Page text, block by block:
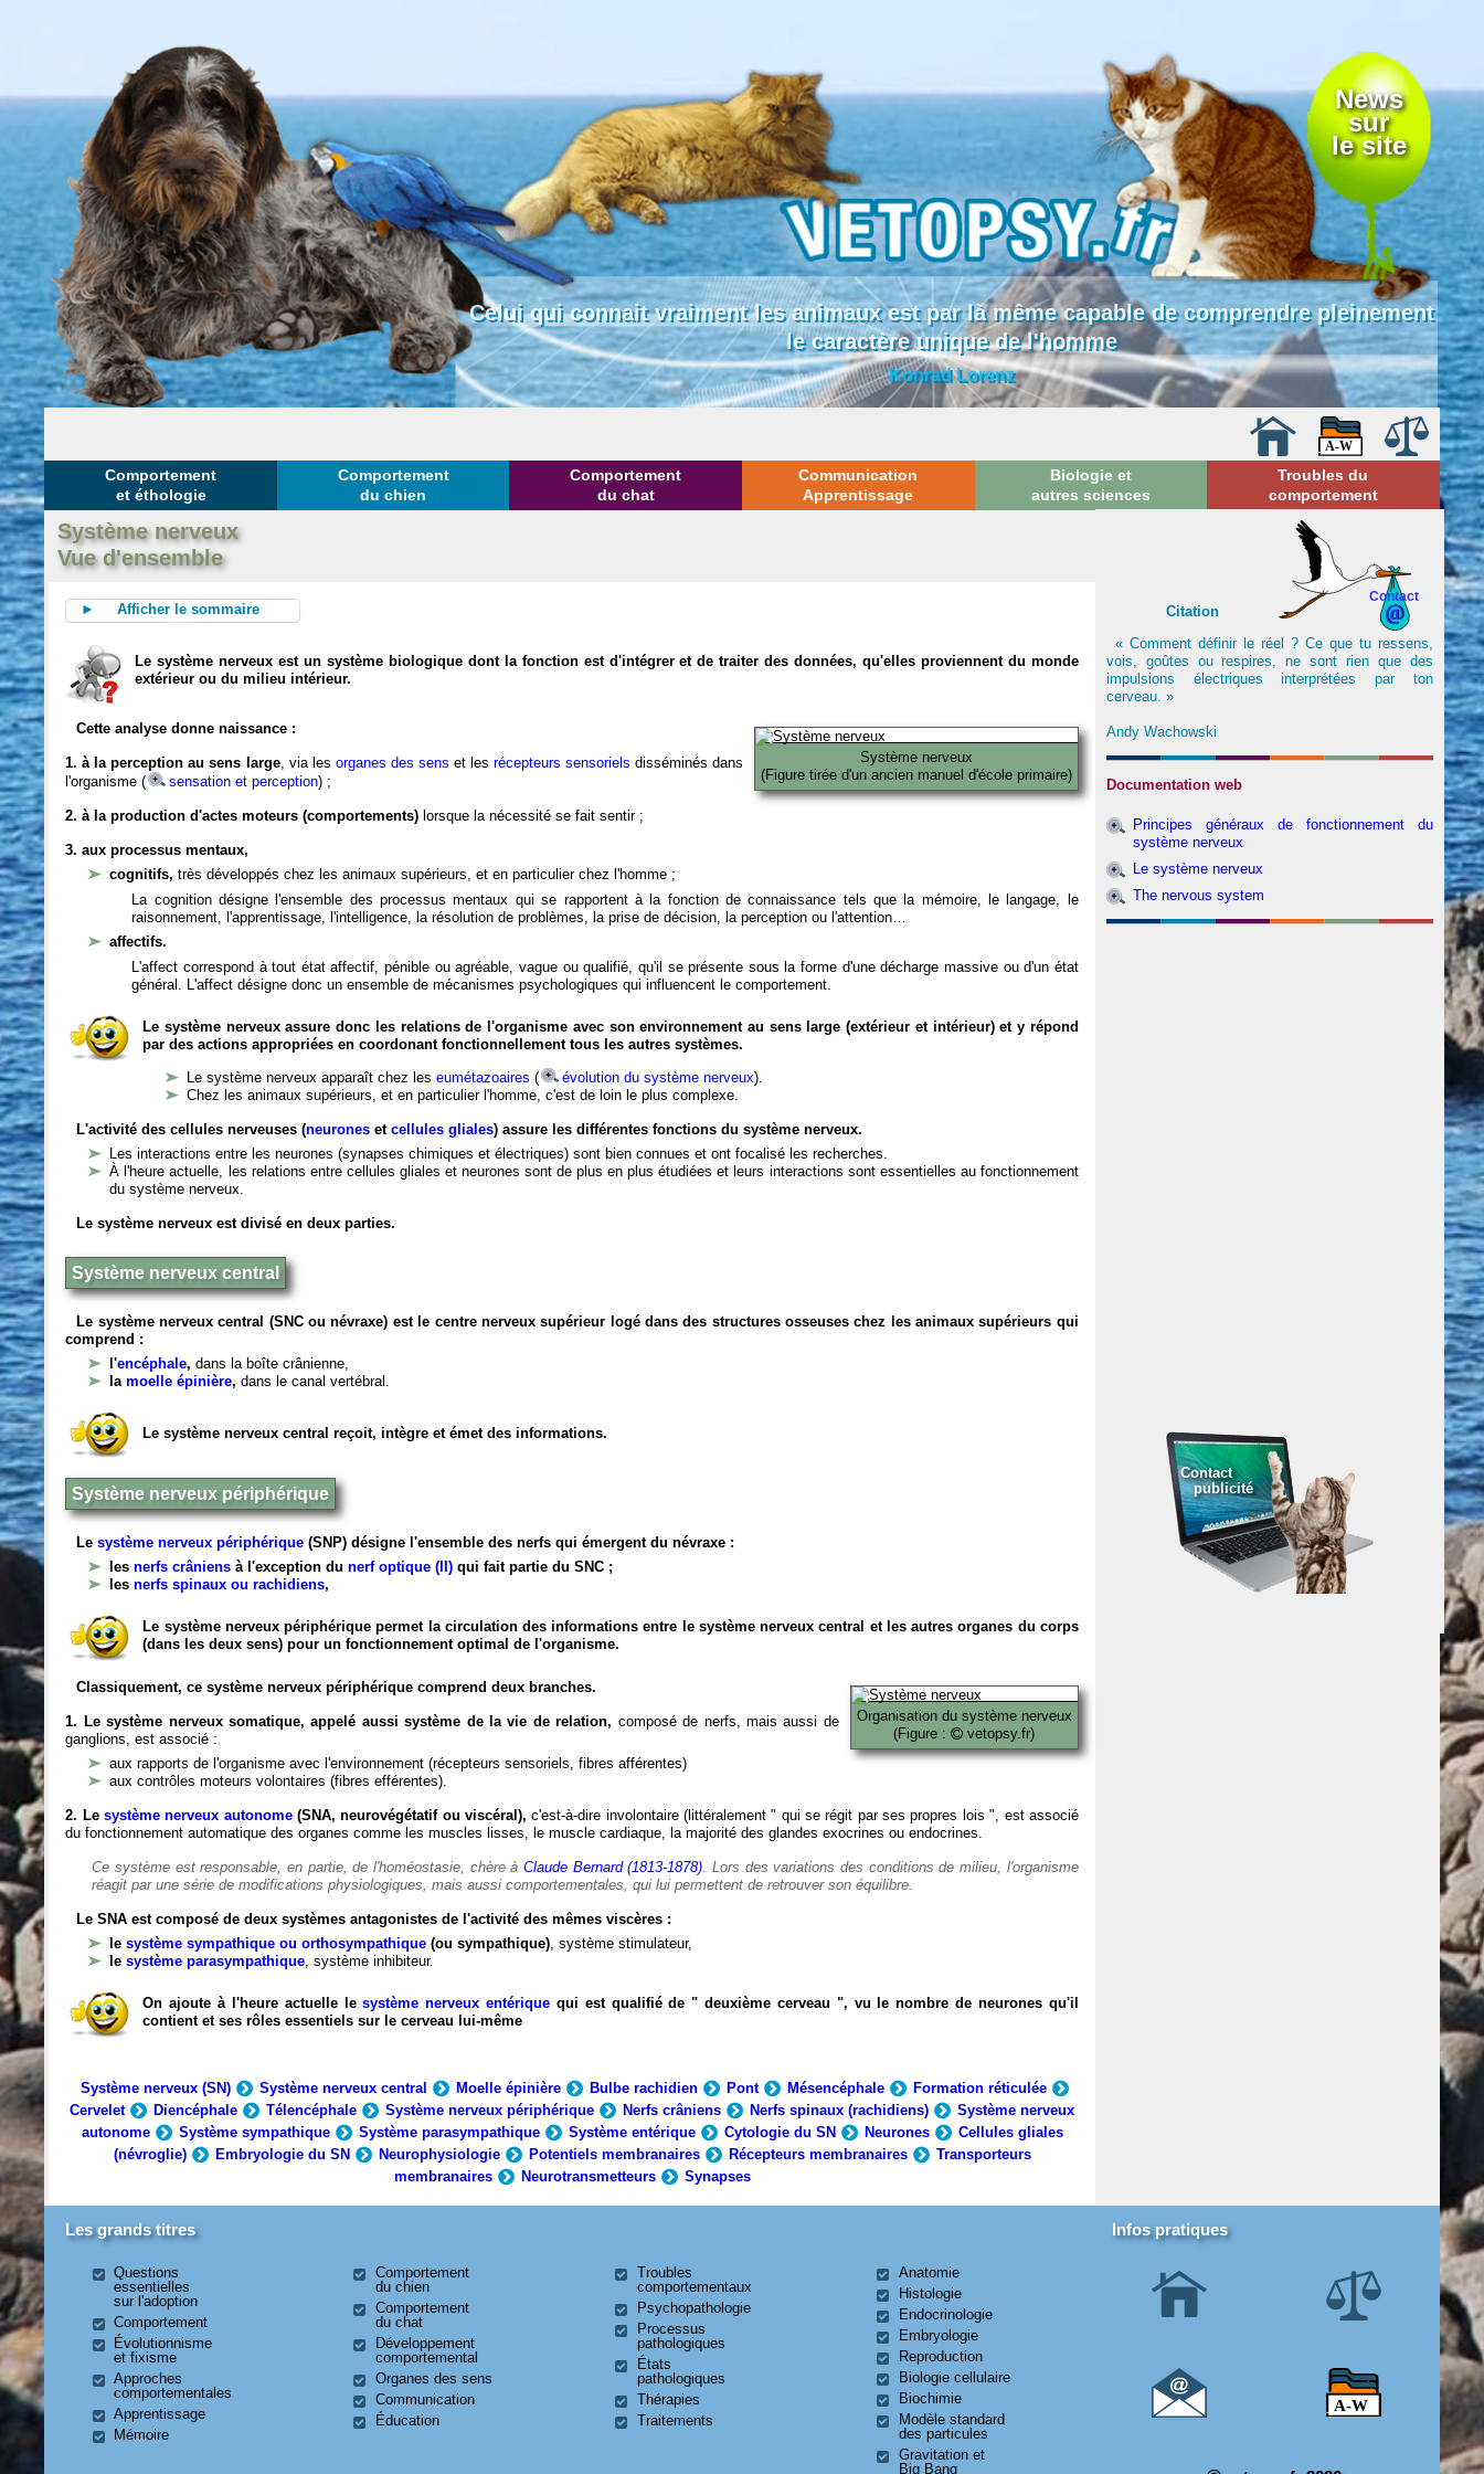
News
sur
le site
Celui qui connait vraiment les animaux est par là même capable de comprendre pleinement
le caractère unique de l'homme
Konrad Lorenz
Comportement
et éthologie
Comportement
du chien
Comportement
du chat
Communication
Apprentissage
Biologie et
autres sciences
Troubles du
comportement
Système nerveux
Vue d'ensemble
► Afficher le sommaire
Le système nerveux est un système biologique dont la fonction est d'intégrer et de traiter des données, qu'elles proviennent du monde
extérieur ou du milieu intérieur.
Système nerveux
(Figure tirée d'un ancien manuel d'école primaire)
Cette analyse donne naissance :
1. à la perception au sens large, via les organes des sens et les récepteurs sensoriels disséminés dans
l'organisme (
sensation et perception) ;
2. à la production d'actes moteurs (comportements) lorsque la nécessité se fait sentir ;
3. aux processus mentaux,
cognitifs,très développés chez les animaux supérieurs, et en particulier chez l'homme ;
La cognition désigne l'ensemble des processus mentaux qui se rapportent à la fonction de connaissance tels que la mémoire, le langage, le
raisonnement, l'apprentissage, l'intelligence, la résolution de problèmes, la prise de décision, la perception ou l'attention…
affectifs.
L'affect correspond à tout état affectif, pénible ou agréable, vague ou qualifié, qu'il se présente sous la forme d'une décharge massive ou d'un état
général. L'affect désigne donc un ensemble de mécanismes psychologiques qui influencent le comportement.
Le système nerveux assure donc les relations de l'organisme avec son environnement au sens large (extérieur et intérieur) et y répond
par des actions appropriées en coordonant fonctionnellement tous les autres systèmes.
Le système nerveux apparaît chez leseumétazoaires ( évolution du système nerveux).
Chez les animaux supérieurs, et en particulier l'homme, c'est de loin le plus complexe.
L'activité des cellules nerveuses (neurones etcellules gliales) assure les différentes fonctions du système nerveux.
Les interactions entre les neurones (synapses chimiques et électriques) sont bien connues et ont focalisé les recherches.
À l'heure actuelle, les relations entre cellules gliales et neurones sont de plus en plus étudiées et leurs interactions sont essentielles au fonctionnement
du système nerveux.
Le système nerveux est divisé en deux parties.
Système nerveux central
Le système nerveux central (SNC ou névraxe) est le centre nerveux supérieur logé dans des structures osseuses chez les animaux supérieurs qui
comprend :
l'encéphale,dans la boîte crânienne,
lamoelle épinière,dans le canal vertébral.
Le système nerveux central reçoit, intègre et émet des informations.
Système nerveux périphérique
Lesystème nerveux périphérique (SNP) désigne l'ensemble des nerfs qui émergent du névraxe :
lesnerfs crâniens à l'exception du nerf optique (II) qui fait partie du SNC ;
lesnerfs spinaux ou rachidiens,
Le système nerveux périphérique permet la circulation des informations entre le système nerveux central et les autres organes du corps
(dans les deux sens) pour un fonctionnement optimal de l'organisme.
Organisation du système nerveux
(Figure :
vetopsy.fr)
Classiquement, ce système nerveux périphérique comprend deux branches.
1. Le système nerveux somatique, appelé aussi système de la vie de relation, composé de nerfs, mais aussi de
ganglions, est associé :
aux rapports de l'organisme avec l'environnement (récepteurs sensoriels, fibres afférentes)
aux contrôles moteurs volontaires (fibres efférentes).
2. Le système nerveux autonome(SNA, neurovégétatif ou viscéral), c'est-à-dire involontaire (littéralement " qui se régit par ses propres lois ", est associé
du fonctionnement automatique des organes comme les muscles lisses, le muscle cardiaque, la majorité des glandes exocrines ou endocrines.
Ce système est responsable, en partie, de l'homéostasie, chère àClaude Bernard (1813-1878). Lors des variations des conditions de milieu, l'organisme
réagit par une série de modifications physiologiques, mais aussi comportementales, qui lui permettent de retrouver son équilibre.
Le SNA est composé de deux systèmes antagonistes de l'activité des mêmes viscères :
lesystème sympathique ou orthosympathique (ou sympathique), système stimulateur,
lesystème parasympathique, système inhibiteur.
On ajoute à l'heure actuelle lesystème nerveux entérique qui est qualifié de " deuxième cerveau ", vu le nombre de neurones qu'il
contient et ses rôles essentiels sur le cerveau lui-même
Système nerveux (SN) Système nerveux central Moelle épinière Bulbe rachidien Pont Mésencéphale
Formation réticulée
Cervelet
Diencéphale Télencéphale Système nerveux périphérique Nerfs crâniens Nerfs spinaux (rachidiens)
Système nerveux
autonome
Système sympathique Système parasympathique Système entérique Cytologie du SN Neurones
Cellules gliales
(névroglie)
Embryologie du SN Neurophysiologie Potentiels membranaires Récepteurs membranaires
Transporteurs
membranaires
Neurotransmetteurs Synapses
Contact
Citation
« Comment définir le réel ? Ce que tu ressens,
vois, goûtes ou respires, ne sont rien que des
impulsions électriques interprétées par ton
cerveau. »
Andy Wachowski
Documentation web
Principes généraux de fonctionnement du
système nerveux
Le système nerveux
The nervous system
Contact
publicité
Les grands titres
Questions
essentielles
sur l'adoption
Comportement
Évolutionnisme
et fixisme
Approches
comportementales
Apprentissage
Mémoire
Comportement
du chien
Comportement
du chat
Développement
comportemental
Organes des sens
Communication
Éducation
Troubles
comportementaux
Psychopathologie
Processus
pathologiques
États
pathologiques
Thérapies
Traitements
Anatomie
Histologie
Endocrinologie
Embryologie
Reproduction
Biologie cellulaire
Biochimie
Modèle standard
des particules
Gravitation et
Big Bang
Infos pratiques